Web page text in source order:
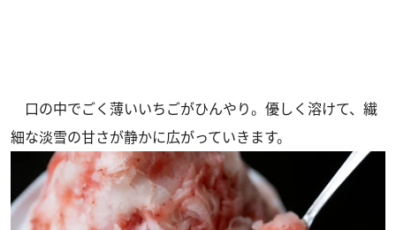
口の中でごく薄いいちごがひんやり。優しく溶けて、繊
細な淡雪の甘さが静かに広がっていきます。